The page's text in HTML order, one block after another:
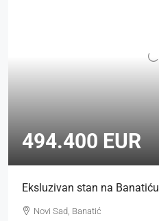
494.400 EUR
Eksluzivan stan na Banatiću
Novi Sad, Banatić